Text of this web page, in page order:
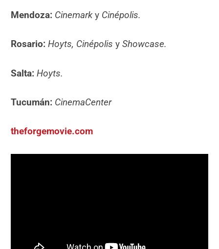
Mendoza: Cinemarky Cinépolis.
Rosario:Hoyts, Cinépolisy Showcase.
Salta: Hoyts.
Tucumán: CinemaCenter
theforgemovie.com